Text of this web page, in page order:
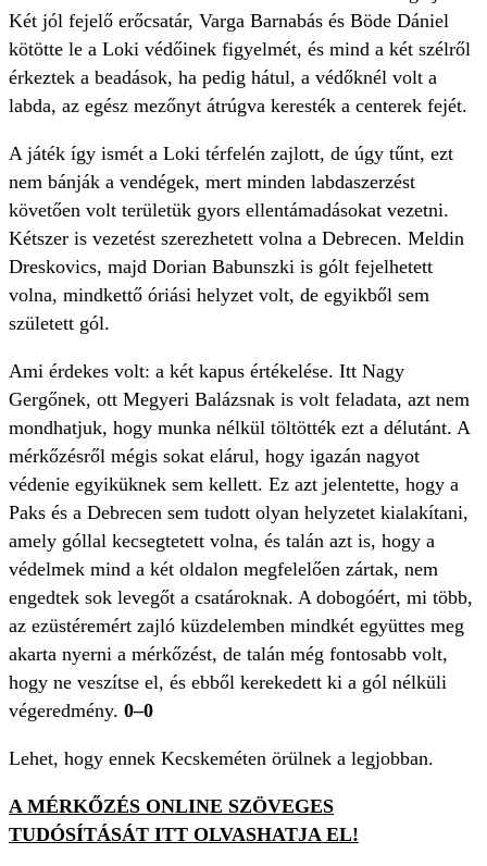
Két jól fejelő erőcsatár, Varga Barnabás és Böde Dániel
kötötte le a Loki védőinek figyelmét, és mind a két szélről
érkeztek a beadások, ha pedig hátul, a védőknél volt a
labda, az egész mezőnyt átrúgva keresték a centerek fejét.
A játék így ismét a Loki térfelén zajlott, de úgy tűnt, ezt
nem bánják a vendégek, mert minden labdaszerzést
követően volt területük gyors ellentámadásokat vezetni.
Kétszer is vezetést szerezhetett volna a Debrecen. Meldin
Dreskovics, majd Dorian Babunszki is gólt fejelhetett
volna, mindkettő óriási helyzet volt, de egyikből sem
született gól.
Ami érdekes volt: a két kapus értékelése. Itt Nagy
Gergőnek, ott Megyeri Balázsnak is volt feladata, azt nem
mondhatjuk, hogy munka nélkül töltötték ezt a délutánt. A
mérkőzésről mégis sokat elárul, hogy igazán nagyot
védenie egyiküknek sem kellett. Ez azt jelentette, hogy a
Paks és a Debrecen sem tudott olyan helyzetet kialakítani,
amely góllal kecsegtetett volna, és talán azt is, hogy a
védelmek mind a két oldalon megfelelően zártak, nem
engedtek sok levegőt a csatároknak. A dobogóért, mi több,
az ezüstéremért zajló küzdelemben mindkét együttes meg
akarta nyerni a mérkőzést, de talán még fontosabb volt,
hogy ne veszítse el, és ebből kerekedett ki a gól nélküli
végeredmény. 0–0
Lehet, hogy ennek Kecskeméten örülnek a legjobban.
A MÉRKŐZÉS ONLINE SZÖVEGES
TUDÓSÍTÁSÁT ITT OLVASHATJA EL!